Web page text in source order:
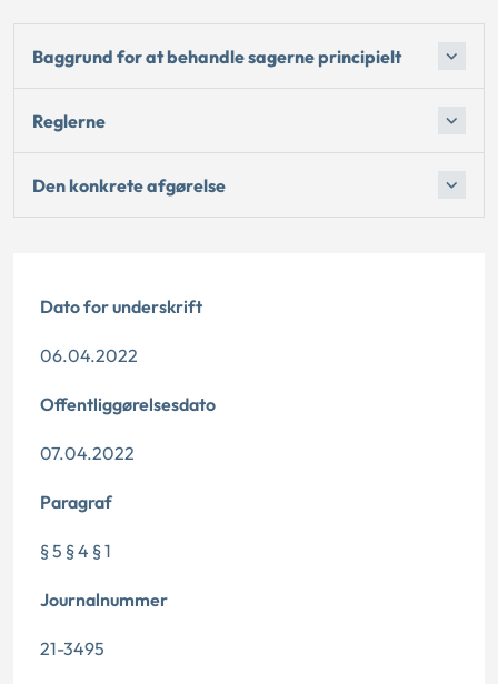
Baggrund for at behandle sagerne principielt
Reglerne
Den konkrete afgørelse
Dato for underskrift
06.04.2022
Offentliggørelsesdato
07.04.2022
Paragraf
§ 5 § 4 § 1
Journalnummer
21-3495